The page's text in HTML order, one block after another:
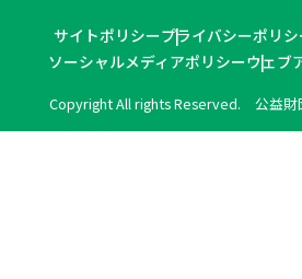
サイトポリシープライバシーポリシ
ソーシャルメディアポリシーウェブ
Copyright All rights Reserved. 公益財